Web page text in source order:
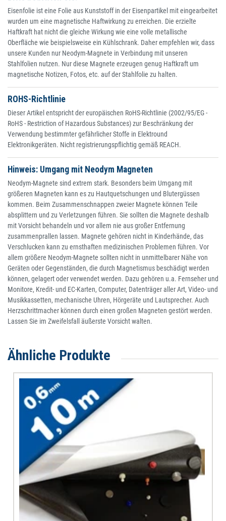
Eisenfolie ist eine Folie aus Kunststoff in der Eisenpartikel mit eingearbeitet
wurden um eine magnetische Haftwirkung zu erreichen. Die erzielte
Haftkraft hat nicht die gleiche Wirkung wie eine volle metallische
Oberfläche wie beispielsweise ein Kühlschrank. Daher empfehlen wir, dass
unsere Kunden nur Neodym-Magnete in Verbindung mit unseren
Stahlfolien nutzen. Nur diese Magnete erzeugen genug Haftkraft um
magnetische Notizen, Fotos, etc. auf der Stahlfolie zu halten.
ROHS-Richtlinie
Dieser Artikel entspricht der europäischen RoHS-Richtlinie (2002/95/EG -
RoHS - Restriction of Hazardous Substances) zur Beschränkung der
Verwendung bestimmter gefährlicher Stoffe in Elektround
Elektronikgeräten. Nicht registrierungspflichtig gemäß REACH.
Hinweis: Umgang mit Neodym Magneten
Neodym-Magnete sind extrem stark. Besonders beim Umgang mit
größeren Magneten kann es zu Hautquetschungen und Blutergüssen
kommen. Beim Zusammenschnappen zweier Magnete können Teile
absplittern und zu Verletzungen führen. Sie sollten die Magnete deshalb
mit Vorsicht behandeln und vor allem nie aus großer Entfernung
zusammenprallen lassen. Magnete gehören nicht in Kinderhände, das
Verschlucken kann zu ernsthaften medizinischen Problemen führen. Vor
allem größere Neodym-Magnete sollten nicht in unmittelbarer Nähe von
Geräten oder Gegenständen, die durch Magnetismus beschädigt werden
können, gelagert oder verwendet werden. Dazu gehören u.a. Fernseher und
Monitore, Kredit- und EC-Karten, Computer, Datenträger aller Art, Video- und
Musikkassetten, mechanische Uhren, Hörgeräte und Lautsprecher. Auch
Herzschrittmacher können durch einen großen Magneten gestört werden.
Lassen Sie im Zweifelsfall äußerste Vorsicht walten.
Ähnliche Produkte